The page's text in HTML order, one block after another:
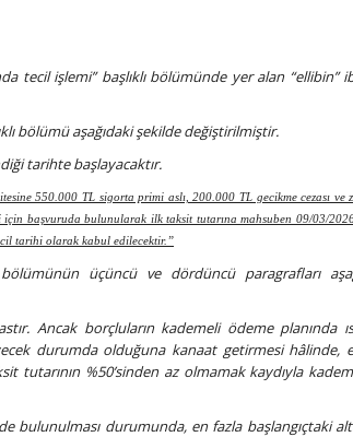
tecil işlemi” başlıklı bölümünde yer alan “ellibin”
bölümü aşağıdaki şekilde değiştirilmiştir.
tarihte başlayacaktır.
550.000 TL sigorta primi aslı, 200.000 TL gecikme cezası ve
başvuruda bulunularak ilk taksit tutarına mahsuben 09/03/
tarihi olarak kabul edilecektir.”
üçüncü ve dördüncü paragrafları
Ancak borçluların kademeli ödeme planında
durumda olduğuna kanaat getirmesi hâlinde,
tutarının %50’sinden az olmamak kaydıyla
bulunulması durumunda, en fazla başlangıçtaki